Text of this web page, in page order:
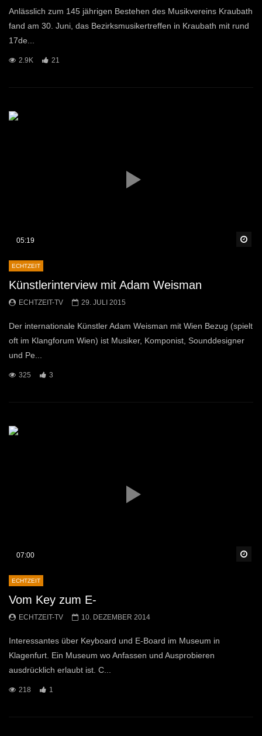
Anlässlich zum 145 jährigen Bestehen des Musikvereins Kraubath
fand am 30. Juni, das Bezirksmusikertreffen in Kraubath mit rund
17de...
2.9K 21
05:19
ECHTZEIT
Künstlerinterview mit Adam Weisman
ECHTZEIT-TV 29. JULI 2015
Der internationale Künstler Adam Weisman mit Wien Bezug (spielt
oft im Klangforum Wien) ist Musiker, Komponist, Sounddesigner
und Pe...
325 3
07:00
ECHTZEIT
Vom Key zum E-
ECHTZEIT-TV 10. DEZEMBER 2014
Interessantes über Keyboard und E-Board im Museum in
Klagenfurt. Ein Museum wo Anfassen und Ausprobieren
ausdrücklich erlaubt ist. C...
218 1